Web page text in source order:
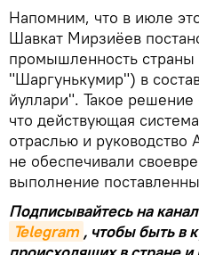
Напомним, что в июле
Шавкат Мирзиёев
промышленность
"Шаргунькумир") в
йуллари". Такое
что действующая
отраслью и руководство
не обеспечивали
выполнение
Подписывайтесь на
Telegram , чтобы быть в